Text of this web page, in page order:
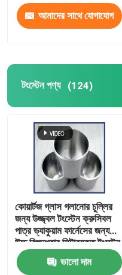
আমাদের সাথে যোগাযোগ
টংস্টেন পণ্য (124)
কোয়ার্টজ গ্লাস গলানোর চুল্লির
জন্য উজ্জ্বল টংস্টেন ক্রুসিবল
পাত্র ভ্যাকুয়াম ফার্নেসের জন্য
উচ্চ বিশুদ্ধতার সিন্টারযুক্ত টংস্টেন
ক্রুসিবল
ভালো দাম